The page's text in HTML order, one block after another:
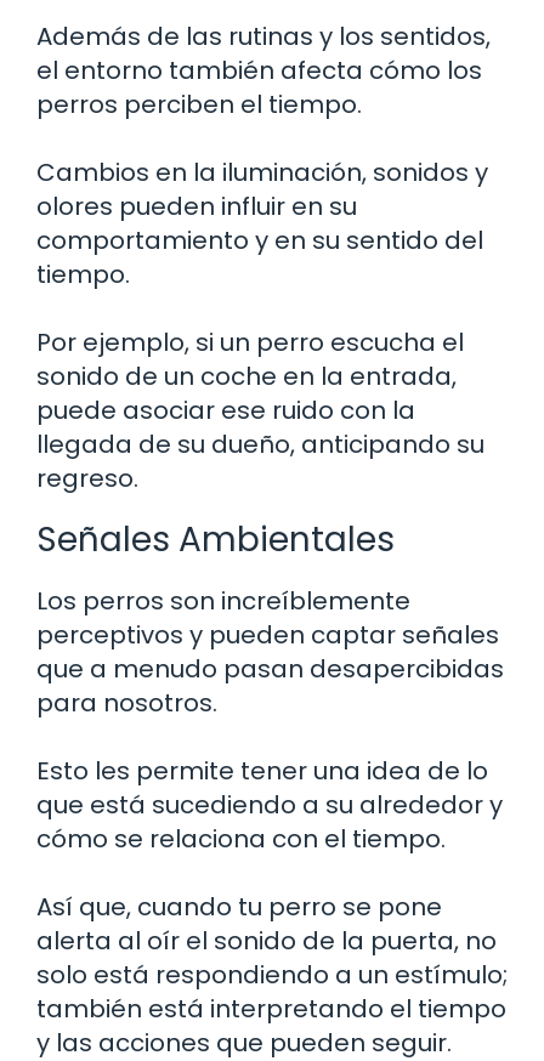
Además de las rutinas y los sentidos,
el entorno también afecta cómo los
perros perciben el tiempo.
Cambios en la iluminación, sonidos y
olores pueden influir en su
comportamiento y en su sentido del
tiempo.
Por ejemplo, si un perro escucha el
sonido de un coche en la entrada,
puede asociar ese ruido con la
llegada de su dueño, anticipando su
regreso.
Señales Ambientales
Los perros son increíblemente
perceptivos y pueden captar señales
que a menudo pasan desapercibidas
para nosotros.
Esto les permite tener una idea de lo
que está sucediendo a su alrededor y
cómo se relaciona con el tiempo.
Así que, cuando tu perro se pone
alerta al oír el sonido de la puerta, no
solo está respondiendo a un estímulo;
también está interpretando el tiempo
y las acciones que pueden seguir.